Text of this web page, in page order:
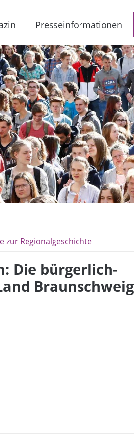
Presseinformationen
zur Regionalgeschichte
Die bürgerlich-
Braunschweig